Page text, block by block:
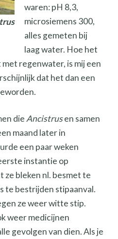
waren: pH 8,3,
microsiemens 300,
alles gemeten bij
laag water. Hoe het
regenwater, is mij een
dat het dan een
die Ancistrusen samen
maand later in
een paar weken
instantie op
ze bleken nl. besmet te
te bestrijden stipaanval.
ze weer witte stip.
weer medicijnen
gevolgen van dien. Als je